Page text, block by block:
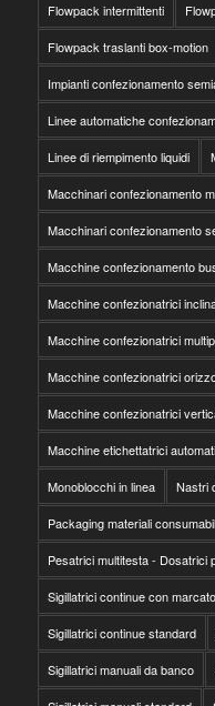
Flowpack intermittenti
Flowpack traslanti box-motion
Impianti confezionamento
Linee automatiche
Linee di riempimento liquidi
Macchinari confezionamento
Macchinari confezionamento
Macchine confezionamento
Macchine confezionatrici
Macchine confezionatrici
Macchine confezionatrici
Macchine confezionatrici
Macchine etichettatrici
Monoblocchi in linea Nastri
Packaging materiali
Pesatrici multitesta - Dosatrici
Sigillatrici continue con
Sigillatrici continue standard
Sigillatrici manuali da banco